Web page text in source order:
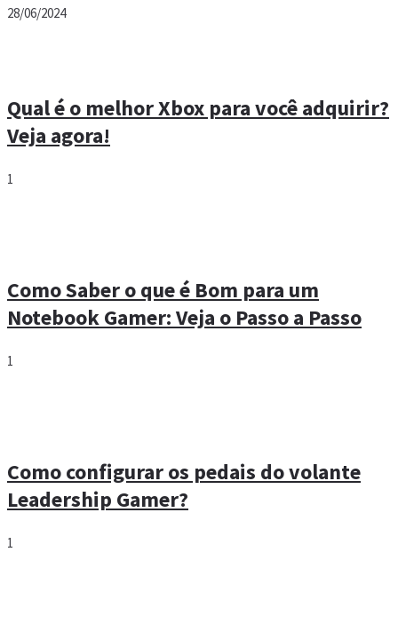
28/06/2024
Qual é o melhor Xbox para você adquirir?
Veja agora!
1
Como Saber o que é Bom para um
Notebook Gamer: Veja o Passo a Passo
1
Como configurar os pedais do volante
Leadership Gamer?
1